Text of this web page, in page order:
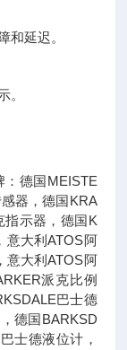
和延迟。
。
德国MEISTE
器，德国KRA
指示器，德国K
意大利ATOS阿
意大利ATOS阿
派克比例
巴士德
德国BARKSD
士德液位计，